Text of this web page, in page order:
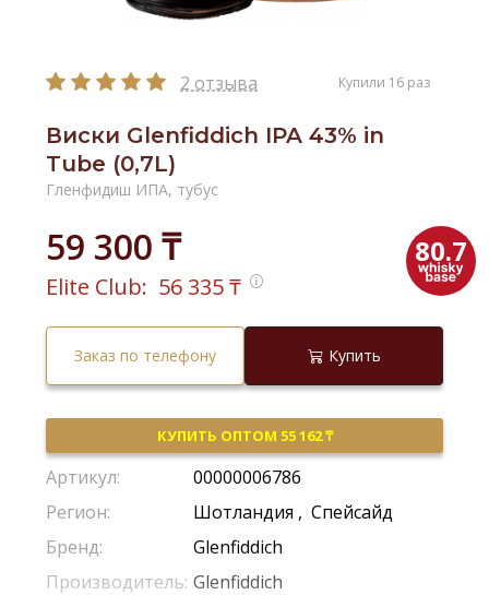
2 отзыва Купили 16 раз
Виски Glenfiddich IPA 43% in
Tube (0,7L)
Гленфидиш ИПА, тубус
59 300 ₸ 80.7
Elite Club: 56 335₸
Заказ по телефону Купить
КУПИТЬ ОПТОМ 55 162 ₸
Артикул:
00000006786
Регион:
Шотландия , Спейсайд
Бренд:
Glenfiddich
Производитель: Glenfiddich